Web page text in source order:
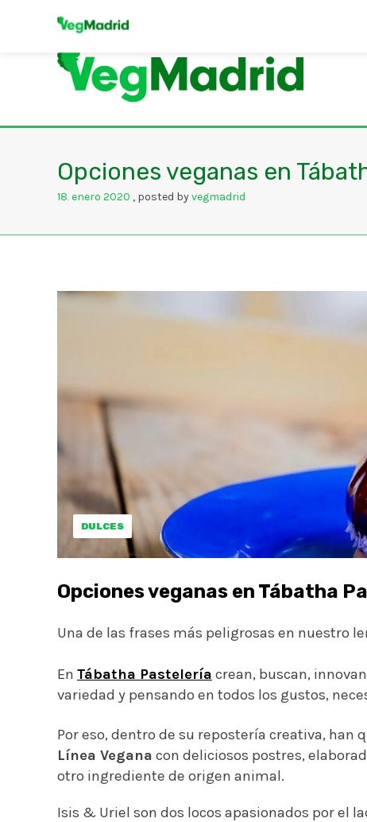
Opciones veganas en
18. enero 2020 posted byvegmadrid
DULCES
Opciones veganas en Tábatha
Una de las frases más peligrosas en nuestro
En Tábatha Pastelería crean, buscan,
variedad y pensando en todos los gustos,
Por eso, dentro de su repostería creativa,
Línea Vegana con deliciosos postres,
otro ingrediente de origen animal.
Isis & Uriel son dos locos apasionados por el